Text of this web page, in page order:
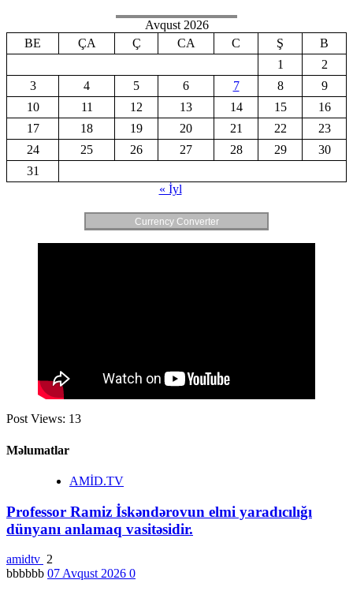
Avqust 2026
BE
ÇA Ç CA C Ş
B
1
2
3
4 5 6 7 8
9
10
11 12 13 14 15
16
17
18 19 20 21 22
23
24
25 26 27 28 29
30
31
« İyl
Currency Converter
Post Views: 13
Məlumatlar
AMİD.TV
Professor Ramiz İskəndərovun elmi yaradıcılığı
dünyanı anlamaq vasitəsidir.
amidtv 2
bbbbbb 07 Avqust 2026 0